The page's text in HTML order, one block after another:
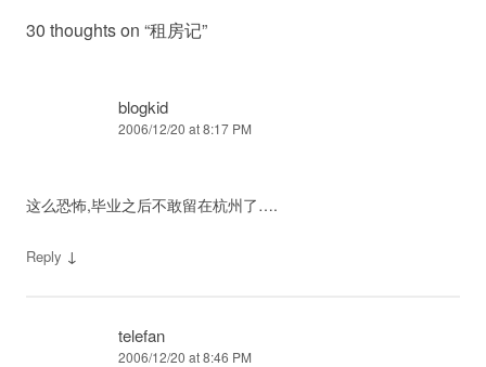
30 thoughts on “租房记”
blogkid
2006/12/20 at 8:17 PM
这么恐怖,毕业之后不敢留在杭州了….
Reply ↓
telefan
2006/12/20 at 8:46 PM